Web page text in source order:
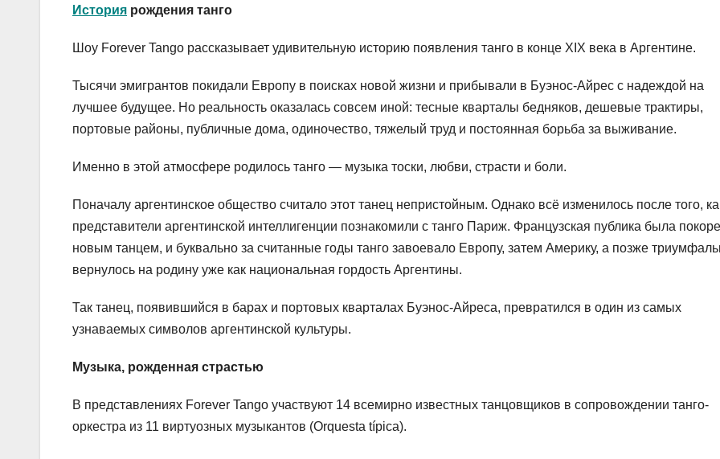
История рождения танго
Шоу Forever Tango рассказывает удивительную историю появления танго в конце XIX века в Аргентине.
Тысячи эмигрантов покидали Европу в поисках новой жизни и прибывали в Буэнос-Айрес с надеждой на
лучшее будущее. Но реальность оказалась совсем иной: тесные кварталы бедняков, дешевые трактиры,
портовые районы, публичные дома, одиночество, тяжелый труд и постоянная борьба за выживание.
Именно в этой атмосфере родилось танго — музыка тоски, любви, страсти и боли.
Поначалу аргентинское общество считало этот танец непристойным. Однако всё изменилось после того,
представители аргентинской интеллигенции познакомили с танго Париж. Французская публика была
новым танцем, и буквально за считанные годы танго завоевало Европу, затем Америку, а позже
вернулось на родину уже как национальная гордость Аргентины.
Так танец, появившийся в барах и портовых кварталах Буэнос-Айреса, превратился в один из самых
узнаваемых символов аргентинской культуры.
Музыка, рожденная страстью
В представлениях Forever Tango участвуют 14 всемирно известных танцовщиков в сопровождении танго-
оркестра из 11 виртуозных музыкантов (Orquesta típica).